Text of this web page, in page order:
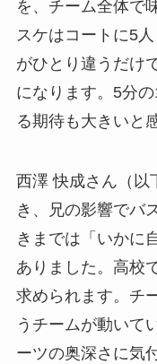
を、チーム全体で
スケはコートに5
がひとり違うだけ
になります。5分
る期待も大きいと
西澤 快成さん（以
き、兄の影響でバ
きまでは「いかに
ありました。高校
求められます。チ
うチームが動いて
ーツの奥深さに気